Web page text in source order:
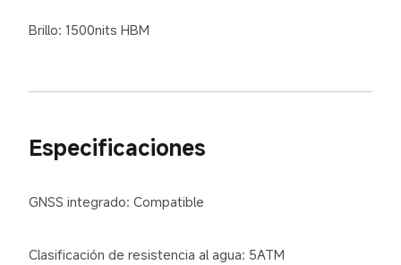
Brillo: 1500nits HBM
Especificaciones
GNSS integrado: Compatible
Clasificación de resistencia al agua: 5ATM